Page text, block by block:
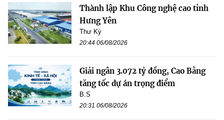
Thành lập Khu Công nghệ cao tỉnh
Hưng Yên
Thư Kỳ
20:44 06/08/2026
Giải ngân 3.072 tỷ đồng, Cao Bằng
tăng tốc dự án trọng điểm
B.S
20:31 06/08/2026